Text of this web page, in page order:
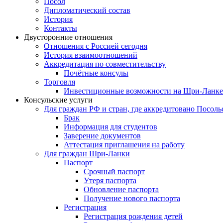
Дипломатический состав
История
Контакты
Двусторонние отношения
Отношения с Россией сегодня
История взаимоотношений
Аккредитация по совместительству
Почётные консулы
Торговля
Инвестиционные возможности на Шри-Ланке
Консульские услуги
Для граждан РФ и стран, где аккредитовано
Брак
Информация для студентов
Заверение документов
Аттестация приглашения на работу
Для граждан Шри-Ланки
Паспорт
Срочный паспорт
Утеря паспорта
Обновление паспорта
Получение нового паспорта
Регистрация
Регистрация рождения детей